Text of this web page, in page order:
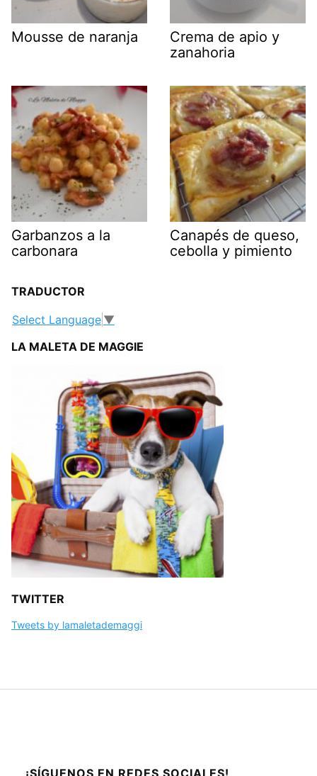
Mousse de naranja
Crema de apio y
zanahoria
Garbanzos a la
carbonara
Canapés de queso,
cebolla y pimiento
TRADUCTOR
Select Language ▼
LA MALETA DE MAGGIE
TWITTER
Tweets by lamaletademaggi